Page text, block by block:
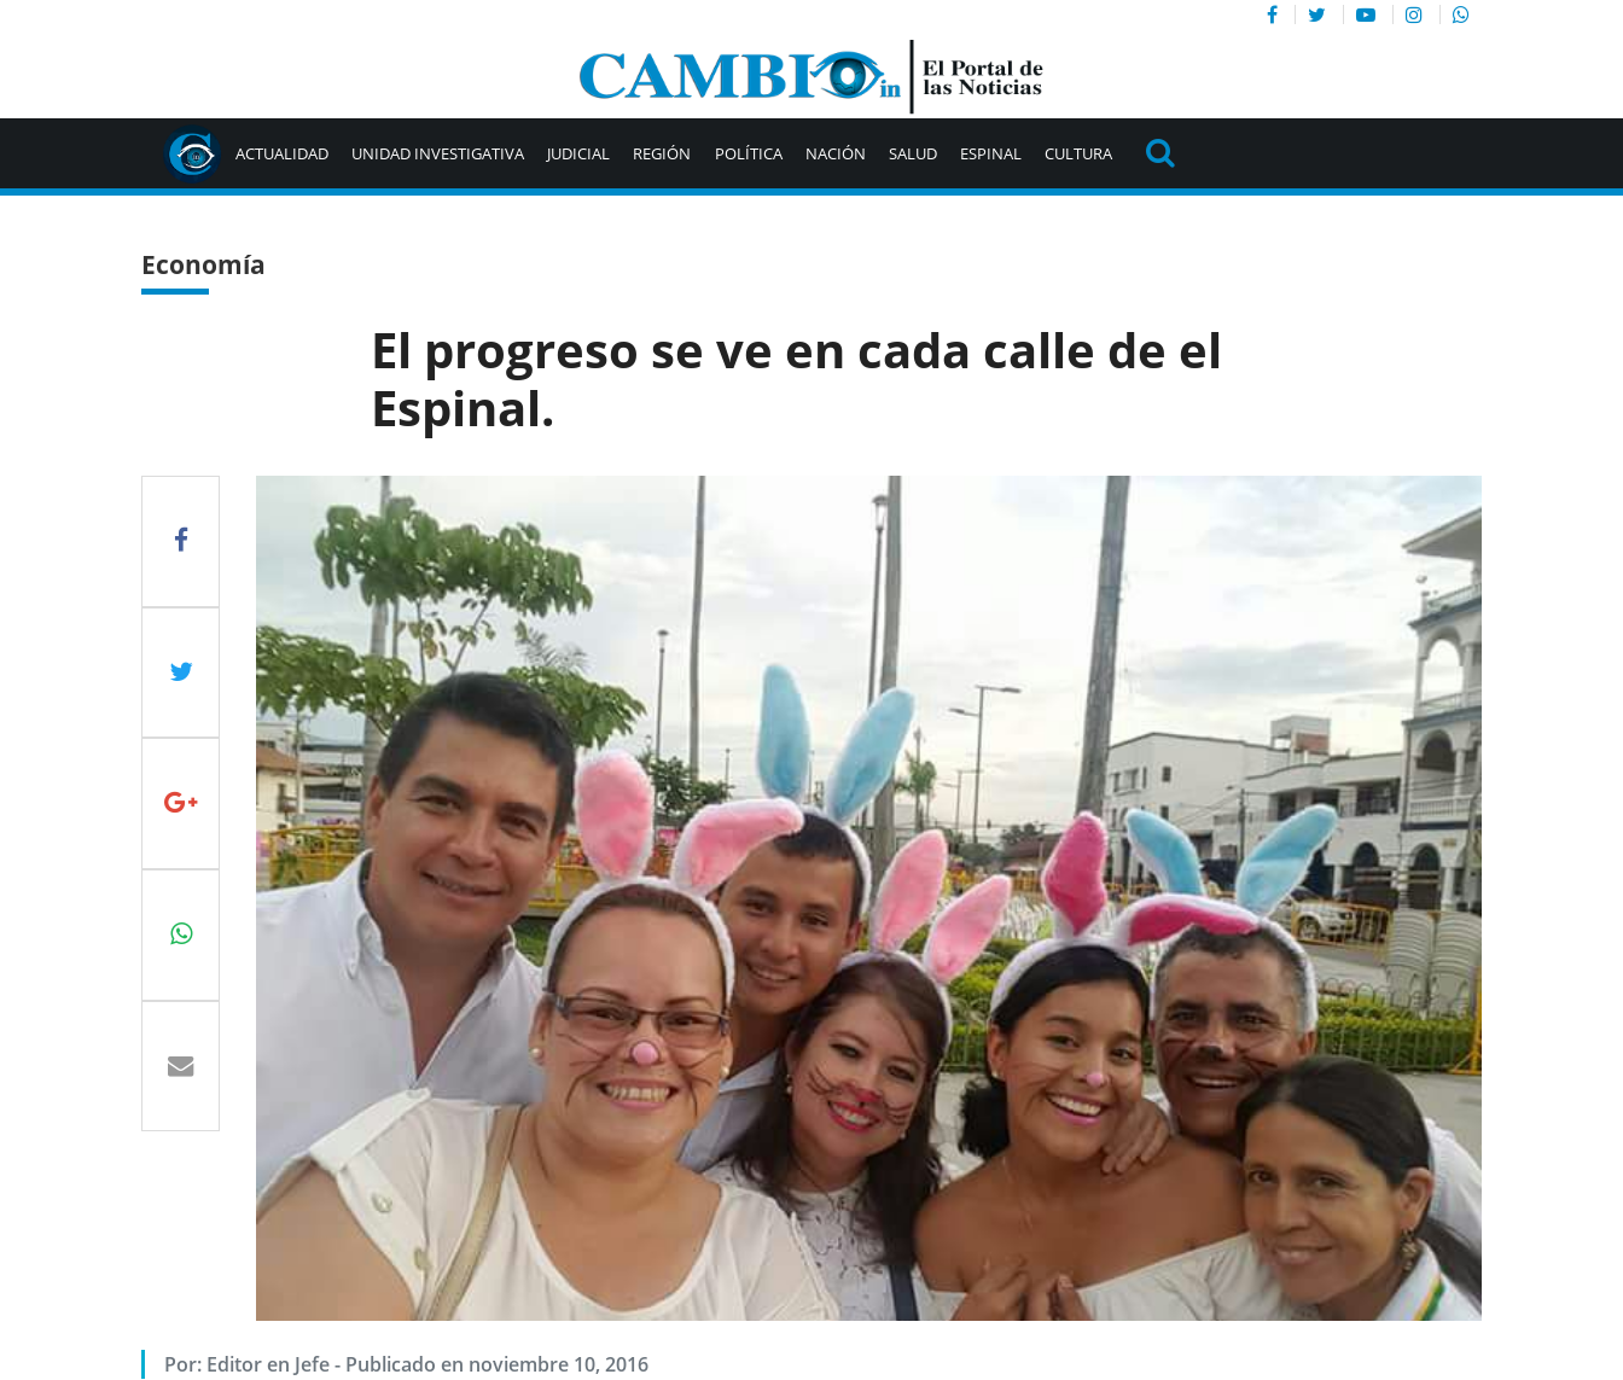
ACTUALIDAD UNIDAD INVESTIGATIVA JUDICIAL REGIÓN POLÍTICA NACIÓN SALUD ESPINAL CULTURA
Economía
El progreso se ve en cada calle de el
Espinal.
Por: Editor en Jefe - Publicado en noviembre 10, 2016